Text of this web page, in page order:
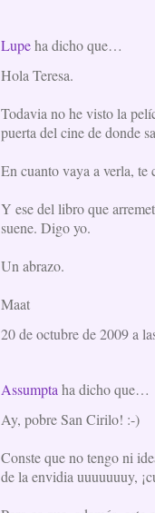
Lupeha dicho que…
Hola Teresa.
Todavia no he visto la
puerta del cine de donde
En cuanto vaya a verla, te
Y ese del libro que
suene. Digo yo.
Un abrazo.
Maat
20 de octubre de 2009 a
Assumpta ha dicho que…
Ay, pobre San Cirilo! :-)
Conste que no tengo ni
de la envidia uuuuuuuy,